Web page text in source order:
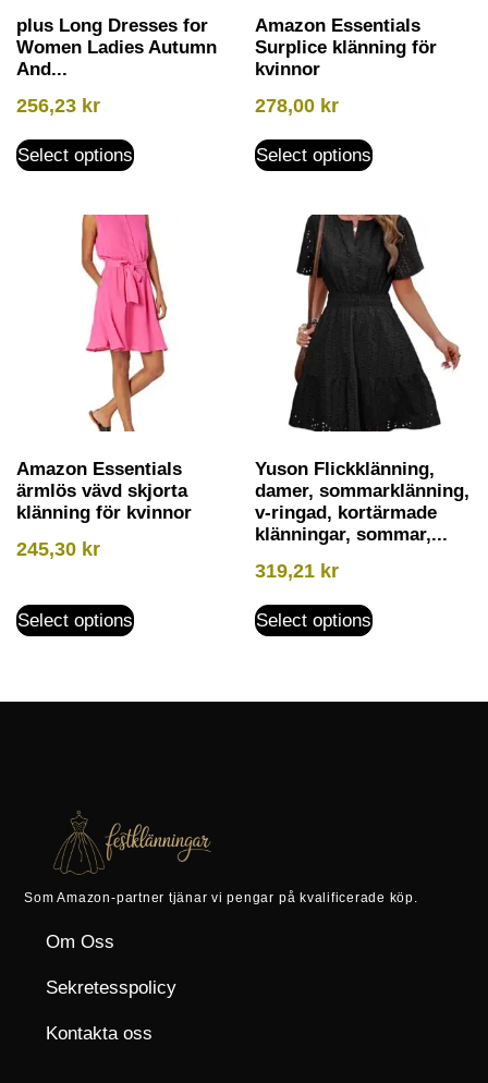
plus Long Dresses for
Women Ladies Autumn
And...
256,23 kr
Select options
Amazon Essentials
Surplice klänning för
kvinnor
278,00 kr
Select options
Amazon Essentials
ärmlös vävd skjorta
klänning för kvinnor
245,30 kr
Select options
Yuson Flickklänning,
damer, sommarklänning,
v-ringad, kortärmade
klänningar, sommar,...
319,21 kr
Select options
Som Amazon-partner tjänar vi pengar på kvalificerade köp.
Om Oss
Sekretesspolicy
Kontakta oss